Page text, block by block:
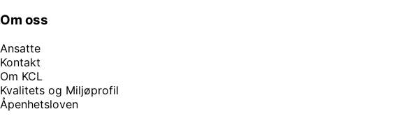
Om oss
Ansatte
Kontakt
Om KCL
Kvalitets og Miljøprofil
Åpenhetsloven